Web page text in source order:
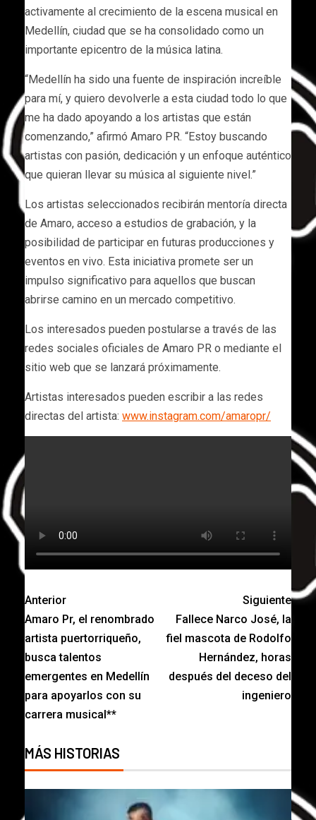
activamente al crecimiento de la escena musical en
Medellín, ciudad que se ha consolidado como un
importante epicentro de la música latina.
“Medellín ha sido una fuente de inspiración increíble
para mí, y quiero devolverle a esta ciudad todo lo que
me ha dado apoyando a los artistas que están
comenzando,” afirmó Amaro PR. “Estoy buscando
artistas con pasión, dedicación y un enfoque auténtico
que quieran llevar su música al siguiente nivel.”
Los artistas seleccionados recibirán mentoría directa
de Amaro, acceso a estudios de grabación, y la
posibilidad de participar en futuras producciones y
eventos en vivo. Esta iniciativa promete ser un
impulso significativo para aquellos que buscan
abrirse camino en un mercado competitivo.
Los interesados pueden postularse a través de las
redes sociales oficiales de Amaro PR o mediante el
sitio web que se lanzará próximamente.
Artistas interesados pueden escribir a las redes
directas del artista: www.instagram.com/amaropr/
Anterior
Amaro Pr, el renombrado
artista puertorriqueño,
busca talentos
emergentes en Medellín
para apoyarlos con su
carrera musical**
Siguiente
Fallece Narco José, la
fiel mascota de Rodolfo
Hernández, horas
después del deceso del
ingeniero
MÁS HISTORIAS